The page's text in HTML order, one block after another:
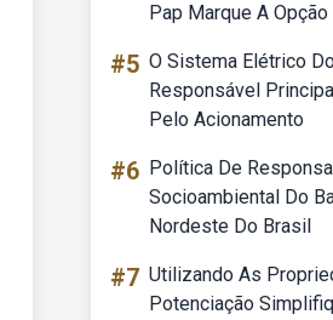
Pap Marque A
#5 O Sistema Elétrico
Responsável
Pelo Acionamento
#6 Política De
Socioambiental Do
Nordeste Do Brasil
#7 Utilizando As
Potenciação